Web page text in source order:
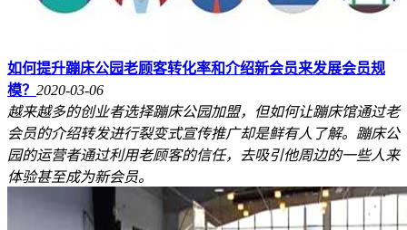
如何提升蹦床公园老顾客转化率和介绍新会员来发展会员规
模？ 2020-03-06
越来越多的创业者选择蹦床公园加盟，但如何让蹦床馆通过老
会员的介绍转发进行裂变式宣传推广却是鲜有人了解。蹦床公
园的运营者通过利用老顾客的信任，去吸引他周边的一些人来
体验甚至成为新会员。